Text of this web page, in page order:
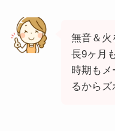
無音＆火
長9ヶ月
時期も
るからズ